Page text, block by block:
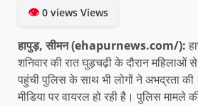
👁0 views Views
हापुड़, सीमन (ehapurnews.com/):
शनिवार की रात घुड़चढ़ी के दौरान महिलाओं
पहुंची पुलिस के साथ भी लोगों ने अभद्रता
मीडिया पर वायरल हो रही है। पुलिस मामले